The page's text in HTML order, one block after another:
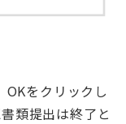
をクリックし
類提出は終了と